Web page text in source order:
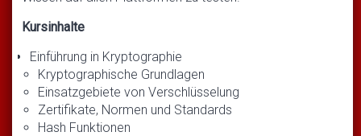
Kursinhalte
Einführung in Kryptographie
Kryptographische Grundlagen
Einsatzgebiete von Verschlüsselung
Zertifikate, Normen und Standards
Hash Funktionen